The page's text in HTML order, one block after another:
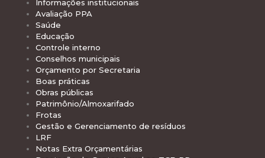
Informações institucionais
Avaliação PPA
Saúde
Educação
Controle interno
Conselhos municipais
Orçamento por Secretaria
Boas práticas
Obras públicas
Patrimônio/Almoxarifado
Frotas
Gestão e Gerenciamento de resíduos
LRF
Notas Extra Orçamentárias